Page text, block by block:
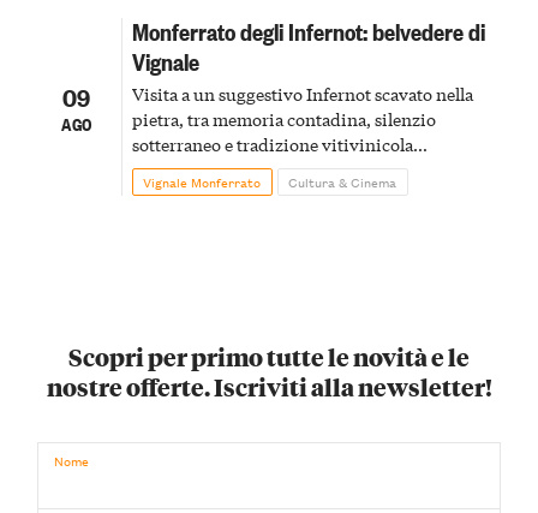
09
AGO
Monferrato degli Infernot: belvedere di
Vignale
Visita a un suggestivo Infernot scavato nella
pietra, tra memoria contadina, silenzio
sotterraneo e tradizione vitivinicola
monferrina
Vignale Monferrato Cultura & Cinema
Scopri per primo tutte le novità e le
nostre offerte. Iscriviti alla newsletter!
Nome